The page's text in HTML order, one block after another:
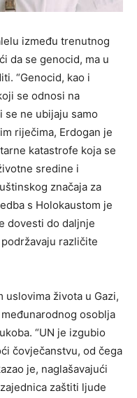
između trenutnog
da se genocid, ma u
“Genocid, kao i
se odnosi na
se ne ubijaju samo
riječima, Erdogan je
katastrofe koja se
sredine i
značaja za
s Holokaustom je
dovesti do daljnje
različite
uslovima života u Gazi,
osoblja
“UN je izgubio
čovječanstvu, od čega
je, naglašavajući
zaštiti ljude